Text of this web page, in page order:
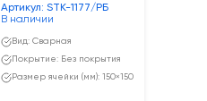
Артикул: STK-1177/РБ
В наличии
Вид: Сварная
Покрытие: Без покрытия
Размер ячейки (мм): 150×150